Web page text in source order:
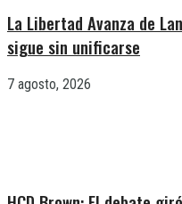
La Libertad Avanza de
sigue sin unificarse
7 agosto, 2026